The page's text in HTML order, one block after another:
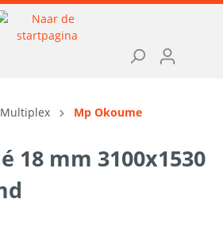
Multiplex Mp Okoume
18 mm 3100x1530